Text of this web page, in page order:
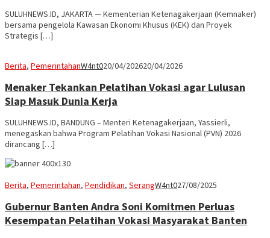
SULUHNEWS.ID, JAKARTA — Kementerian Ketenagakerjaan (Kemnaker)
bersama pengelola Kawasan Ekonomi Khusus (KEK) dan Proyek
Strategis […]
Berita, PemerintahanW4nt020/04/202620/04/2026
Menaker Tekankan Pelatihan Vokasi agar Lulusan
Siap Masuk Dunia Kerja
SULUHNEWS.ID, BANDUNG – Menteri Ketenagakerjaan, Yassierli,
menegaskan bahwa Program Pelatihan Vokasi Nasional (PVN) 2026
dirancang […]
Berita, Pemerintahan, Pendidikan, SerangW4nt027/08/2025
Gubernur Banten Andra Soni Komitmen Perluas
Kesempatan Pelatihan Vokasi Masyarakat Banten